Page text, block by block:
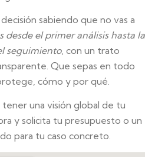
sabiendo que no vas a
desde el primer análisis hasta la
seguimiento, con un trato
Que sepas en todo
cómo y por qué.
tener una visión global de tu
y solicita tu presupuesto o un
para tu caso concreto.